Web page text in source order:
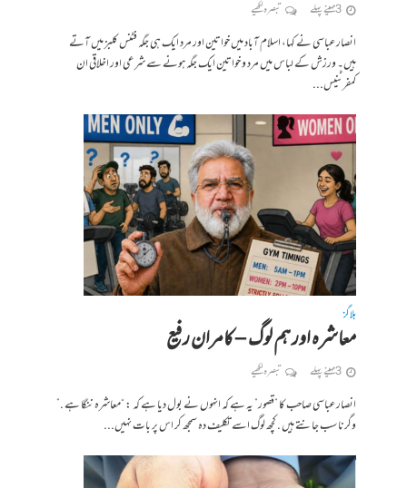
3 مہینے پہلے تبصرہ لکھیے
انصار عباسی نے کہا، اسلام آباد میں خواتین اور مرد ایک ہی جگہ فٹنس کلبز میں آتے
ہیں۔ ورزش کے لباس میں مرد و خواتین ایک جگہ ہونے سے شرعی اور اخلاقی ان
کمفرٹنیس...
بلاگز
معاشرہ اور ہم لوگ – کامران رفیع
3 مہینے پہلے تبصرہ لکھیے
انصار عباسی صاحب کا ”قصور” یہ ہے کہ انہوں نے بول دیا ہے کہ : “معاشرہ ننگا ہے .”
وگرنا سب جانتے ہیں . کچھ لوگ اسے تکلیف دہ سمجھ کر اس پر بات نہیں...